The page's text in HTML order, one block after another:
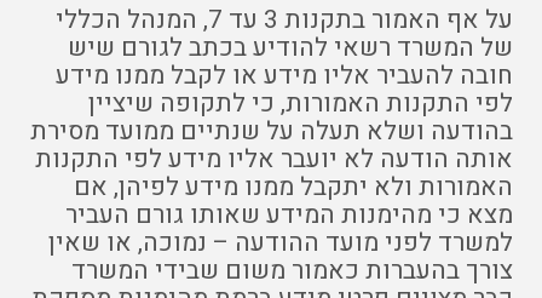
על אף האמור בתקנות 3 עד 7, המנהל הכללי
של המשרד רשאי להודיע בכתב לגורם שיש
חובה להעביר אליו מידע או לקבל ממנו מידע
לפי התקנות האמורות, כי לתקופה שיציין
בהודעה ושלא תעלה על שנתיים ממועד מסירת
אותה הודעה לא יועבר אליו מידע לפי התקנות
האמורות ולא יתקבל ממנו מידע לפיהן, אם
מצא כי מהימנות המידע שאותו גורם העביר
למשרד לפני מועד ההודעה – נמוכה, או שאין
צורך בהעברות כאמור משום שבידי המשרד